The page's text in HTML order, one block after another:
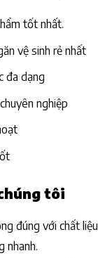
tốt nhất.
vệ sinh rẻ nhất
đa dạng
nghiệp
tôi
đúng với chất
nhanh.